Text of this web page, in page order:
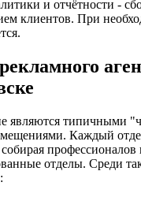
и отчётности -
клиентов. При
являются типичными
Каждый
профессионалов
отделы. Среди